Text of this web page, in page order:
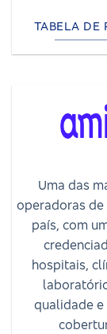
TABELA DE
Uma das
operadoras de
país, com
hospitais,
qualidade e